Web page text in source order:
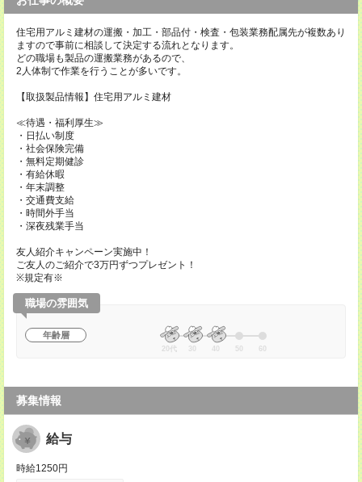
住宅用アルミ建材の運搬・加工・部品付・検査・包装業務配属先が複数あり
ますので事前に相談して決定する流れとなります。
どの職場も製品の運搬業務があるので、
2人体制で作業を行うことが多いです。
【取扱製品情報】住宅用アルミ建材
≪待遇・福利厚生≫
・日払い制度
・社会保険完備
・無料定期健診
・有給休暇
・年末調整
・交通費支給
・時間外手当
・深夜残業手当
友人紹介キャンペーン実施中！
ご友人のご紹介で3万円ずつプレゼント！
※規定有※
職場の雰囲気
年齢層
20代 30 40 50 60
募集情報
給与
時給1250円